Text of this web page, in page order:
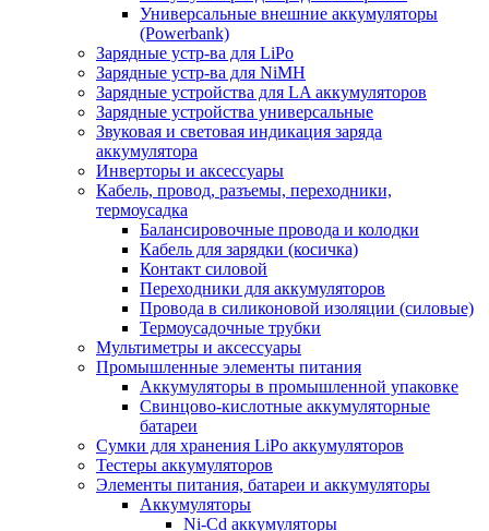
Универсальные внешние аккумуляторы
(Powerbank)
Зарядные устр-ва для LiPo
Зарядные устр-ва для NiMH
Зарядные устройства для LA аккумуляторов
Зарядные устройства универсальные
Звуковая и световая индикация заряда
аккумулятора
Инверторы и аксессуары
Кабель, провод, разъемы, переходники,
термоусадка
Балансировочные провода и колодки
Кабель для зарядки (косичка)
Контакт силовой
Переходники для аккумуляторов
Провода в силиконовой изоляции (силовые)
Термоусадочные трубки
Мультиметры и аксессуары
Промышленные элементы питания
Аккумуляторы в промышленной упаковке
Свинцово-кислотные аккумуляторные
батареи
Сумки для хранения LiPo аккумуляторов
Тестеры аккумуляторов
Элементы питания, батареи и аккумуляторы
Аккумуляторы
Ni-Cd аккумуляторы